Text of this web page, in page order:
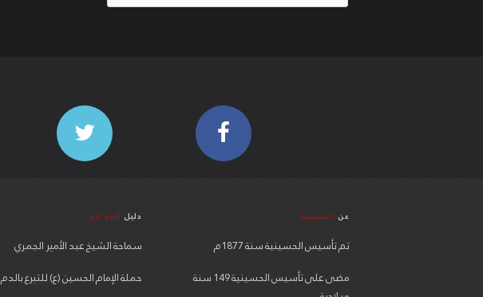
عن الحسينية
تم تأسيس الحسينية سنة 1877م
مضى على تأسيس الحسينية 149 سنة
دليل المواقع
سماحة الشيخ عبد الأمير الجمري
حملة الإمام الحسين (ع) للتبرع بالدم